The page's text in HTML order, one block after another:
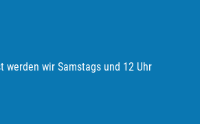
werden wir Samstags und 12 Uhr